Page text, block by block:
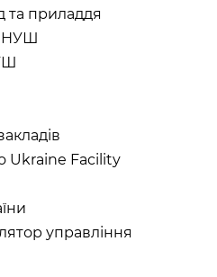
та приладдя
НУШ
Ukraine Facility
управління